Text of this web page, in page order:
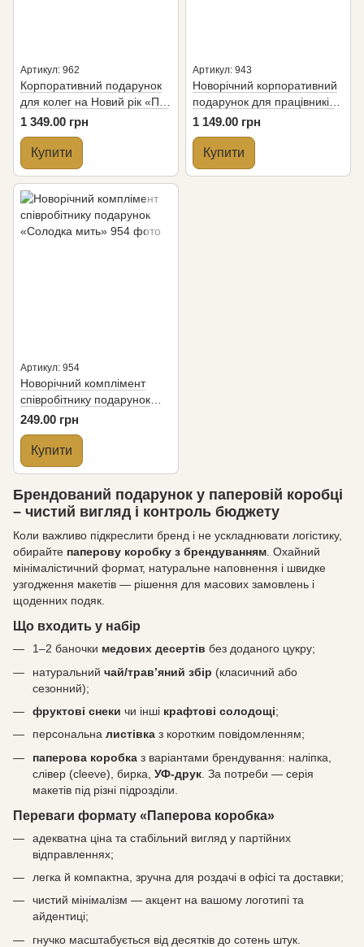
Артикул: 962
Корпоративний подарунок
для колег на Новий рік «Під
ялинку»
1 349.00 грн
Купити
Артикул: 943
Новорiчний корпоративний
подарунок для працівників
«Зимові радощі»
1 149.00 грн
Купити
Артикул: 954
Новорiчний комплiмент
співробітнику подарунок
«Солодка мить»
249.00 грн
Купити
Брендований подарунок у паперовій коробці
– чистий вигляд і контроль бюджету
Коли важливо підкреслити бренд і не ускладнювати логістику,
обирайте паперову коробку з брендуванням. Охайний
мінімалістичний формат, натуральне наповнення і швидке
узгодження макетів — рішення для масових замовлень і
щоденних подяк.
Що входить у набір
1–2 баночки медових десертів без доданого цукру;
натуральний чай/трав’яний збір (класичний або
сезонний);
фруктові снеки чи інші крафтові солодощі;
персональна листівка з коротким повідомленням;
паперова коробка з варіантами брендування: наліпка,
слівер (сleeve), бирка, УФ-друк . За потреби — серія
макетів під різні підрозділи.
Переваги формату «Паперова коробка»
адекватна ціна та стабільний вигляд у партійних
відправленнях;
легка й компактна, зручна для роздачі в офісі та доставки;
чистий мінімалізм — акцент на вашому логотипі та
айдентиці;
гнучко масштабується від десятків до сотень штук.